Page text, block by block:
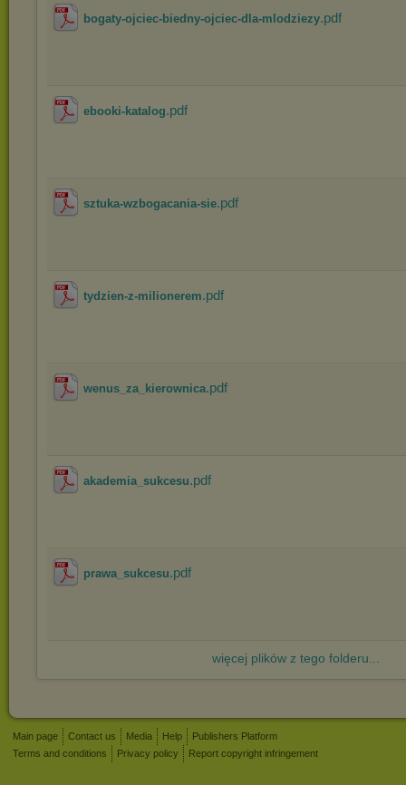
bogaty-ojciec-biedny-ojciec-dla-mlodziezy.pdf
ebooki-katalog.pdf
sztuka-wzbogacania-sie.pdf
tydzien-z-milionerem.pdf
wenus_za_kierownica.pdf
akademia_sukcesu.pdf
prawa_sukcesu.pdf
więcej plików z tego folderu...
Main page Contact us Media Help
Publishers Platform
Terms and conditions
Privacy policy Report copyright infringement